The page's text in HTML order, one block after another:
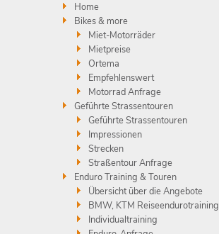
Home
Bikes & more
Miet-Motorräder
Mietpreise
Ortema
Empfehlenswert
Motorrad Anfrage
Geführte Strassentouren
Geführte Strassentouren
Impressionen
Strecken
Straßentour Anfrage
Enduro Training & Touren
Übersicht über die Angebote
BMW, KTM Reiseendurotraining
Individualtraining